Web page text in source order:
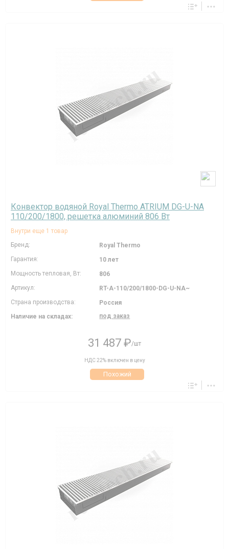
Конвектор водяной Royal Thermo ATRIUM DG-U-NA
110/200/1800, решетка алюминий 806 Вт
Внутри еще 1 товар
Бренд:
Royal Thermo
Гарантия:
10 лет
Мощность тепловая, Вт:
806
Артикул:
RT-A-110/200/1800-DG-U-NA~
Страна производства:
Россия
Наличие на складах:
под заказ
31 487 ₽/шт
НДС 22% включен в цену
Похожий